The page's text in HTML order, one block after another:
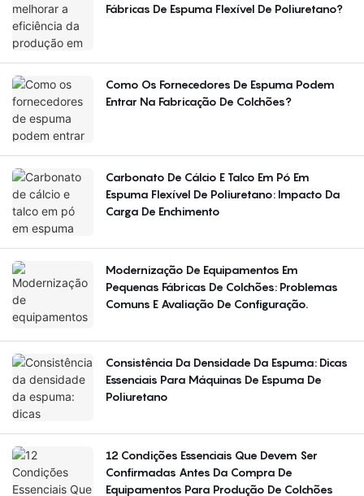
Fábricas De Espuma Flexível De Poliuretano?
Como Os Fornecedores De Espuma Podem
Entrar Na Fabricação De Colchões?
Carbonato De Cálcio E Talco Em Pó Em
Espuma Flexível De Poliuretano: Impacto Da
Carga De Enchimento
Modernização De Equipamentos Em
Pequenas Fábricas De Colchões: Problemas
Comuns E Avaliação De Configuração.
Consistência Da Densidade Da Espuma: Dicas
Essenciais Para Máquinas De Espuma De
Poliuretano
12 Condições Essenciais Que Devem Ser
Confirmadas Antes Da Compra De
Equipamentos Para Produção De Colchões